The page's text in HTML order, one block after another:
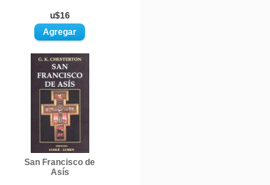
u$16
San Francisco de
Asís